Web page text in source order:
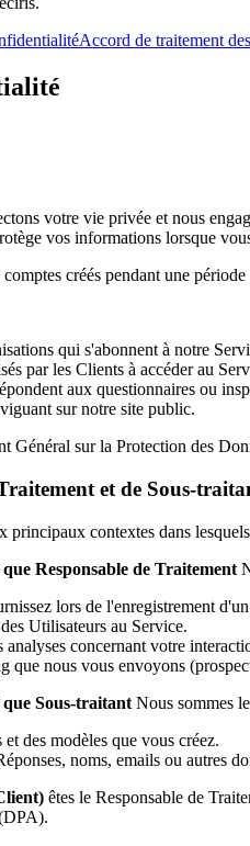
Accord de traitement
votre vie privée et nous
vos informations lorsque
créés pendant une
qui s'abonnent à notre
par les Clients à accéder au
aux questionnaires ou
sur notre site public.
Général sur la Protection des
et de Sous-
contextes dans
Responsable de Traitement
lors de l'enregistrement
Utilisateurs au Service.
analyses concernant votre
que nous vous envoyons
que Sous-traitant Nous sommes le
des modèles que vous créez.
noms, emails ou autres
êtes le Responsable de